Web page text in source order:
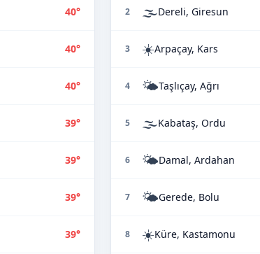
40°
40°
40°
39°
39°
39°
39°
2 🌫️Dereli, Giresun
3 ☀️Arpaçay, Kars
4 🌤️Taşlıçay, Ağrı
5 🌫️Kabataş, Ordu
6 🌤️Damal, Ardahan
7 🌤️Gerede, Bolu
8 ☀️Küre, Kastamonu